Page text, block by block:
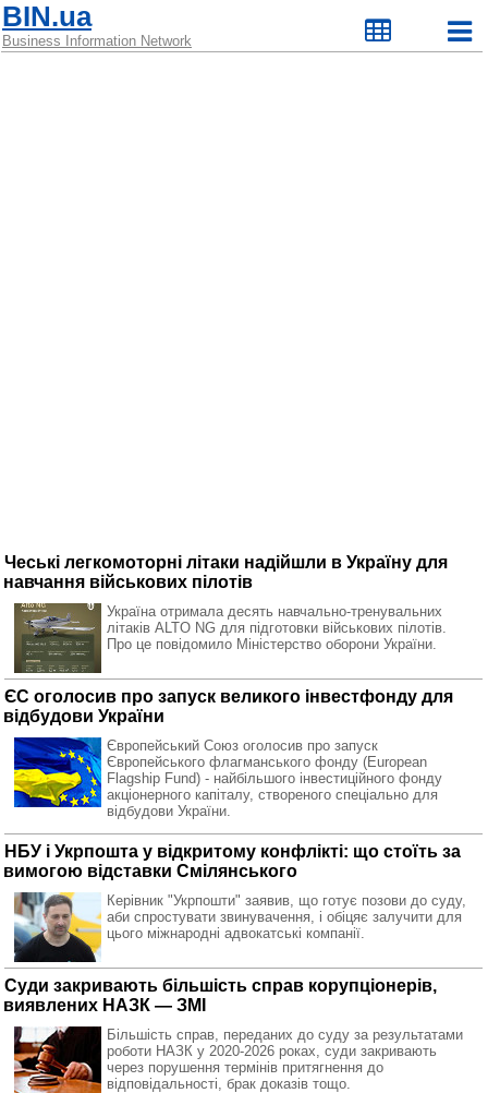
BIN.ua
Business Information Network
Чеські легкомоторні літаки надійшли в Україну для
навчання військових пілотів
Україна отримала десять навчально-тренувальних
літаків ALTO NG для підготовки військових пілотів.
Про це повідомило Міністерство оборони України.
ЄС оголосив про запуск великого інвестфонду для
відбудови України
Європейський Союз оголосив про запуск
Європейського флагманського фонду (European
Flagship Fund) - найбільшого інвестиційного фонду
акціонерного капіталу, створеного спеціально для
відбудови України.
НБУ і Укрпошта у відкритому конфлікті: що стоїть за
вимогою відставки Смілянського
Керівник "Укрпошти" заявив, що готує позови до суду,
аби спростувати звинувачення, і обіцяє залучити для
цього міжнародні адвокатські компанії.
Суди закривають більшість справ корупціонерів,
виявлених НАЗК — ЗМІ
Більшість справ, переданих до суду за результатами
роботи НАЗК у 2020-2026 роках, суди закривають
через порушення термінів притягнення до
відповідальності, брак доказів тощо.